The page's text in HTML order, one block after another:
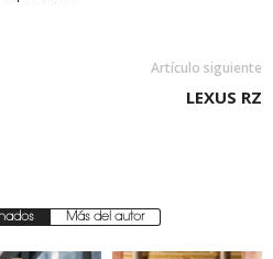
Artículo siguiente
LEXUS RZ
Más del autor